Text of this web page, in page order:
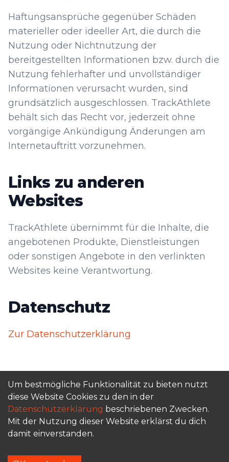
Haftungsansprüche gegenüber Schäden
materieller oder ideeller Art, die durch die
Nutzung oder Nichtnutzung der
bereitgestellten Informationen bzw. durch die
Nutzung fehlerhafter und unvollständiger
Informationen verursacht wurden, sind
grundsätzlich ausgeschlossen. TrackAthlete
behält sich das Recht vor, jederzeit ohne
vorgängige Ankündigung Änderungen am
Internetauftritt vorzunehmen.
Links zu anderen
Websites
TrackAthlete übernimmt für die Inhalte, die
angebotenen Produkte, Dienstleistungen
oder sonstigen Angebote in den verlinkten
Websites keine Verantwortung.
Datenschutz
Zur Datenschutzerklärung
Startseite Impressum Datenschutz
Instagram
Um bestmögliche Funktionalität zu bieten nutzt
diese Website Cookies zu den in der
Datenschutzerklärung beschriebenen Zwecken.
Mit der Nutzung dieser Website erklärst du dich
damit einverstanden.